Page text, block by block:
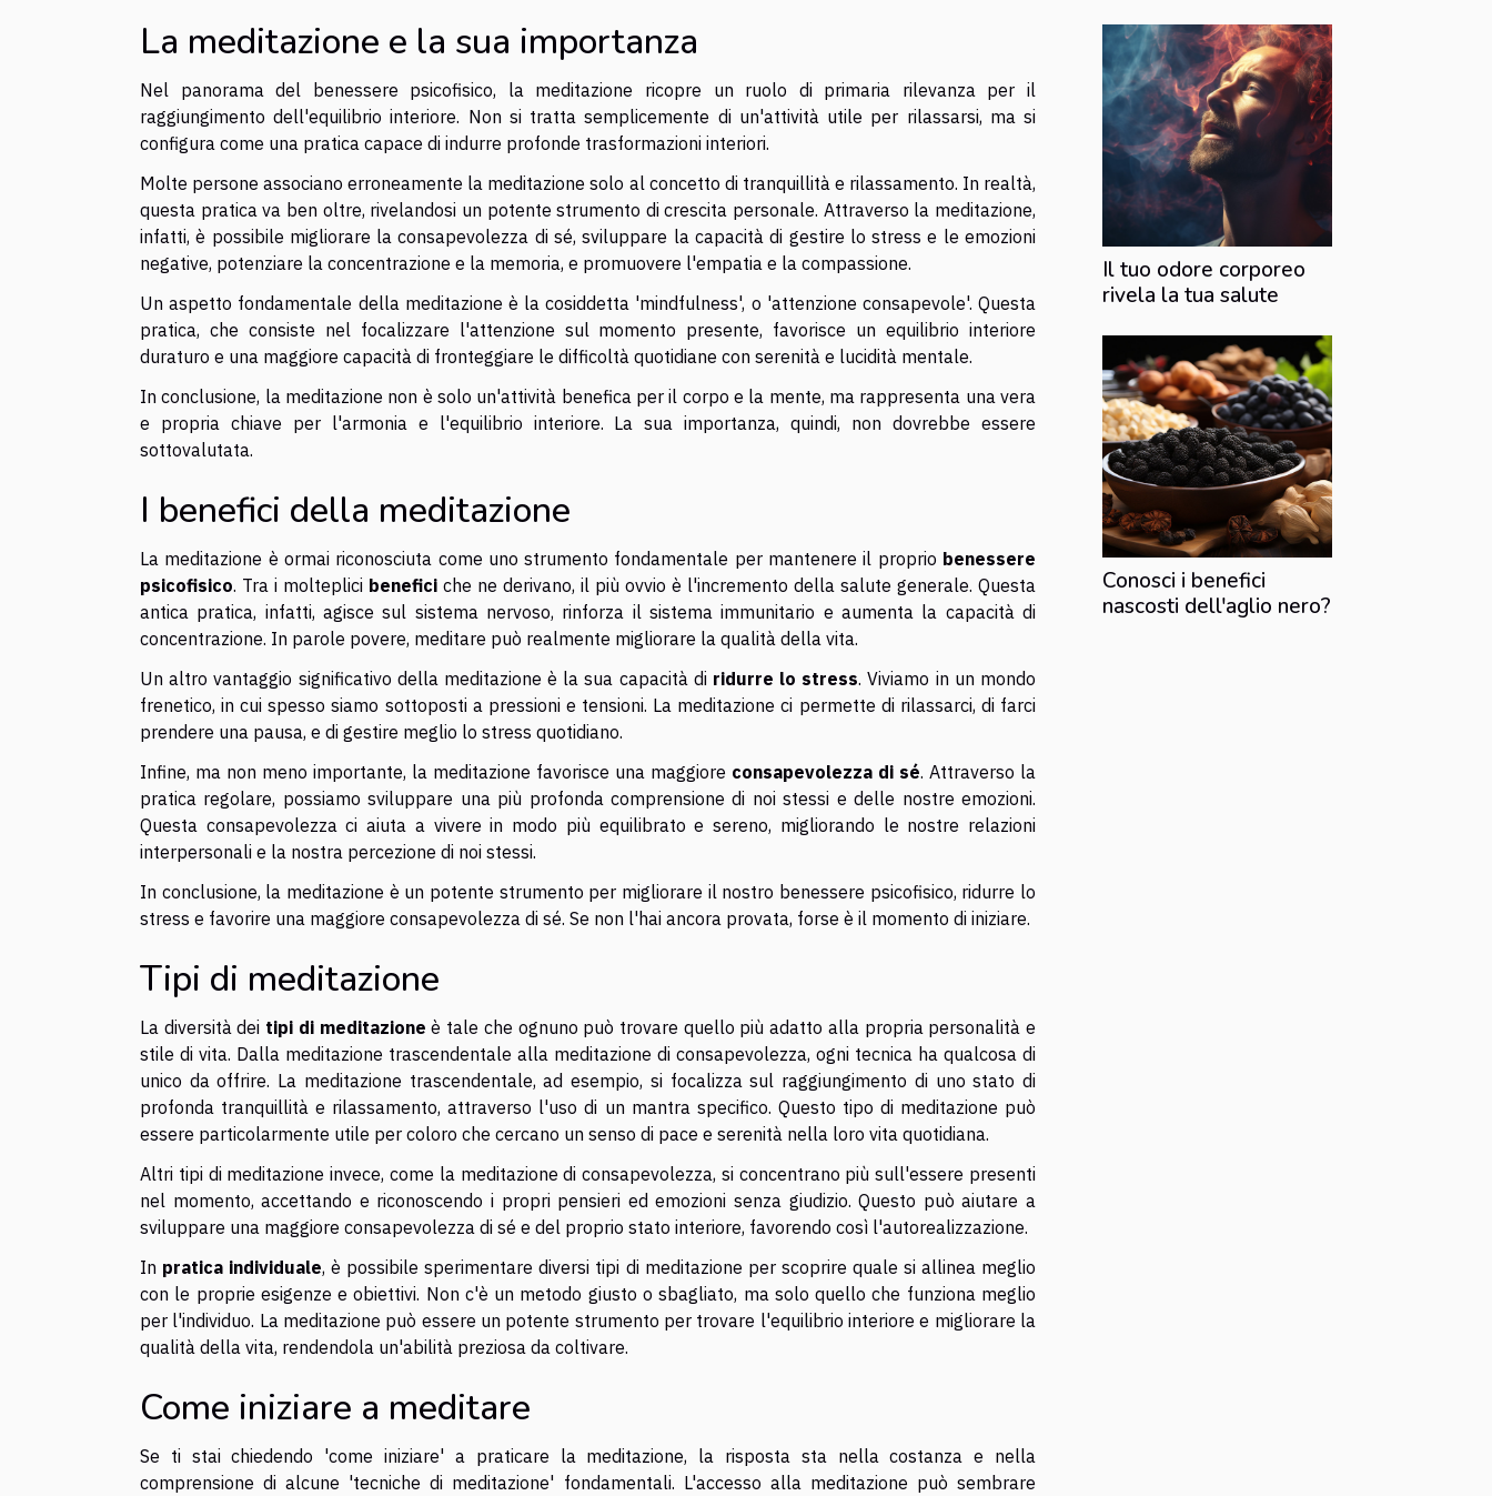
La meditazione e la sua importanza
Nel panorama del benessere psicofisico, la meditazione ricopre un ruolo di primaria rilevanza per il
raggiungimento dell'equilibrio interiore. Non si tratta semplicemente di un'attività utile per rilassarsi, ma si
configura come una pratica capace di indurre profonde trasformazioni interiori.
Molte persone associano erroneamente la meditazione solo al concetto di tranquillità e rilassamento. In realtà,
questa pratica va ben oltre, rivelandosi un potente strumento di crescita personale. Attraverso la meditazione,
infatti, è possibile migliorare la consapevolezza di sé, sviluppare la capacità di gestire lo stress e le emozioni
negative, potenziare la concentrazione e la memoria, e promuovere l'empatia e la compassione.
Un aspetto fondamentale della meditazione è la cosiddetta 'mindfulness', o 'attenzione consapevole'. Questa
pratica, che consiste nel focalizzare l'attenzione sul momento presente, favorisce un equilibrio interiore
duraturo e una maggiore capacità di fronteggiare le difficoltà quotidiane con serenità e lucidità mentale.
In conclusione, la meditazione non è solo un'attività benefica per il corpo e la mente, ma rappresenta una vera
e propria chiave per l'armonia e l'equilibrio interiore. La sua importanza, quindi, non dovrebbe essere
sottovalutata.
I benefici della meditazione
La meditazione è ormai riconosciuta come uno strumento fondamentale per mantenere il proprio benessere
psicofisico. Tra i molteplici benefici che ne derivano, il più ovvio è l'incremento della salute generale. Questa
antica pratica, infatti, agisce sul sistema nervoso, rinforza il sistema immunitario e aumenta la capacità di
concentrazione. In parole povere, meditare può realmente migliorare la qualità della vita.
Un altro vantaggio significativo della meditazione è la sua capacità di ridurre lo stress. Viviamo in un mondo
frenetico, in cui spesso siamo sottoposti a pressioni e tensioni. La meditazione ci permette di rilassarci, di farci
prendere una pausa, e di gestire meglio lo stress quotidiano.
Infine, ma non meno importante, la meditazione favorisce una maggiore consapevolezza di sé. Attraverso la
pratica regolare, possiamo sviluppare una più profonda comprensione di noi stessi e delle nostre emozioni.
Questa consapevolezza ci aiuta a vivere in modo più equilibrato e sereno, migliorando le nostre relazioni
interpersonali e la nostra percezione di noi stessi.
In conclusione, la meditazione è un potente strumento per migliorare il nostro benessere psicofisico, ridurre lo
stress e favorire una maggiore consapevolezza di sé. Se non l'hai ancora provata, forse è il momento di iniziare.
Tipi di meditazione
La diversità dei tipi di meditazione è tale che ognuno può trovare quello più adatto alla propria personalità e
stile di vita. Dalla meditazione trascendentale alla meditazione di consapevolezza, ogni tecnica ha qualcosa di
unico da offrire. La meditazione trascendentale, ad esempio, si focalizza sul raggiungimento di uno stato di
profonda tranquillità e rilassamento, attraverso l'uso di un mantra specifico. Questo tipo di meditazione può
essere particolarmente utile per coloro che cercano un senso di pace e serenità nella loro vita quotidiana.
Altri tipi di meditazione invece, come la meditazione di consapevolezza, si concentrano più sull'essere presenti
nel momento, accettando e riconoscendo i propri pensieri ed emozioni senza giudizio. Questo può aiutare a
sviluppare una maggiore consapevolezza di sé e del proprio stato interiore, favorendo così l'autorealizzazione.
In pratica individuale, è possibile sperimentare diversi tipi di meditazione per scoprire quale si allinea meglio
con le proprie esigenze e obiettivi. Non c'è un metodo giusto o sbagliato, ma solo quello che funziona meglio
per l'individuo. La meditazione può essere un potente strumento per trovare l'equilibrio interiore e migliorare la
qualità della vita, rendendola un'abilità preziosa da coltivare.
Come iniziare a meditare
Se ti stai chiedendo 'come iniziare' a praticare la meditazione, la risposta sta nella costanza e nella
comprensione di alcune 'tecniche di meditazione' fondamentali. L'accesso alla meditazione può sembrare
Il tuo odore corporeo
rivela la tua salute
Conosci i benefici
nascosti dell'aglio nero?